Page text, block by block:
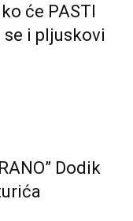
će PASTI
se i pljuskovi
Dodik